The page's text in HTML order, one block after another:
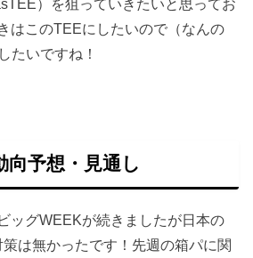
）を狙っていきたいと思ってお
はこのTEEにしたいので（なんの
たいですね！
予想・見通し
ッグWEEKが続きましたが日本の
は無かったです！先週の箱パに関